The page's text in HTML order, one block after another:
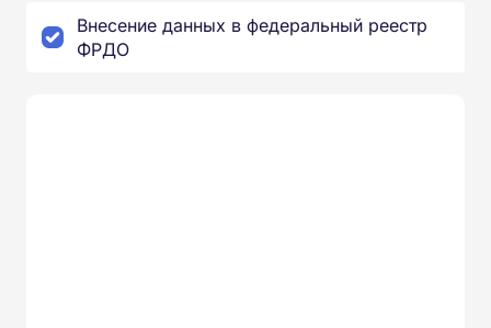
Внесение данных в федеральный реестр
ФРДО